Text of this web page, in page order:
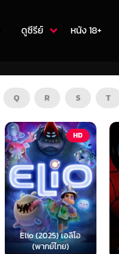
ดูซีรีย์ หนัง 18+
Q R S T
ZOOM
Spider-Man: Brand
New Day (2026) สไป
เดอร์-แมน: แบรนด์...